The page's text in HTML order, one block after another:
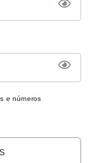
e números